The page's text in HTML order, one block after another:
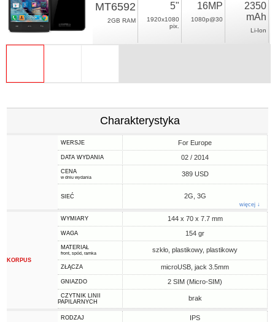
MT6592
2GB RAM
5"
1920x1080
pix.
16MP
1080p@30
2350
mAh
Li-Ion
Charakterystyka
WERSJE For Europe
DATA WYDANIA 02 / 2014
CENA
w dniu wydania 389 USD
SIEĆ 2G, 3G
więcej ↓
KORPUS
WYMIARY 144 x 70 x 7.7 mm
WAGA 154 gr
MATERIAŁ
front, spód, ramka szkło, plastikowy, plastikowy
ZŁĄCZA microUSB, jack 3.5mm
GNIAZDO 2 SIM (Micro-SIM)
CZYTNIK LINII
PAPILARNYCH
brak
RODZAJ IPS